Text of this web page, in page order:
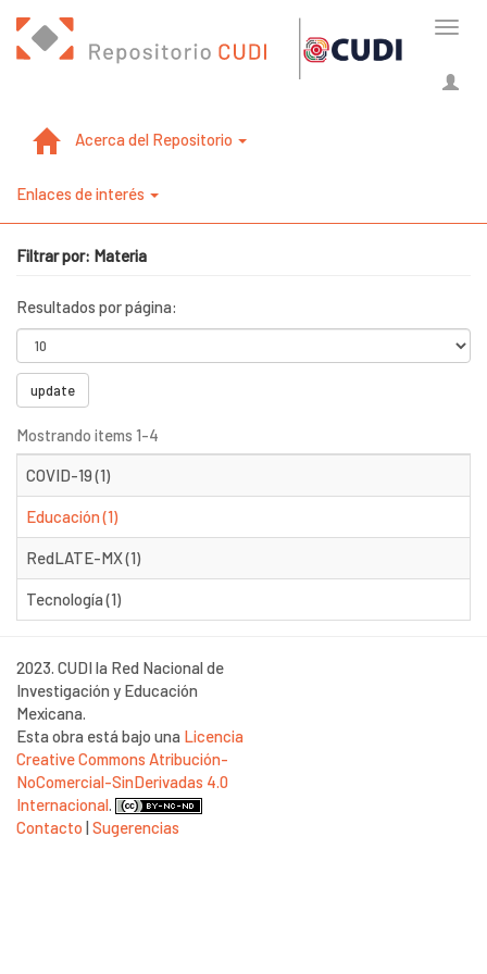
Acerca del Repositorio
Enlaces de interés
Filtrar por: Materia
Resultados por página:
update
Mostrando items 1-4
COVID-19 (1)
Educación (1)
RedLATE-MX (1)
Tecnología (1)
2023. CUDI la Red Nacional de
Investigación y Educación
Mexicana.
Esta obra está bajo una Licencia
Creative Commons Atribución-
NoComercial-SinDerivadas 4.0
Internacional
Contacto |Sugerencias